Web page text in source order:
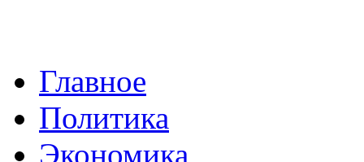
Главное
Политика
Экономика